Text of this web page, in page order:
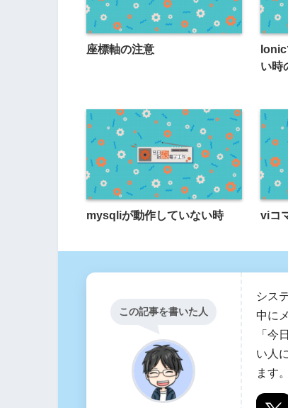
座標軸の注意
い時
mysqliが動作していない時 viコ
この記事を書いた人
シス
中に
「今
い人
ます。